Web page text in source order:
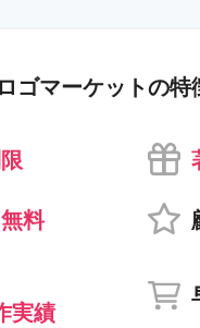
ロゴマーケットの特
無料
実績